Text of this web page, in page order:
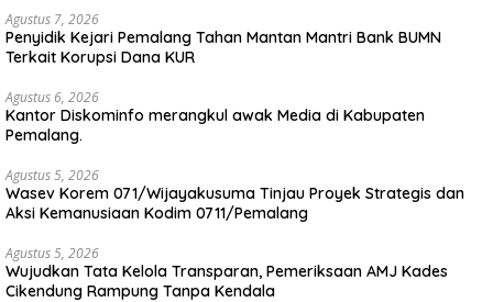
Agustus 7, 2026
Penyidik Kejari Pemalang Tahan Mantan Mantri Bank BUMN
Terkait Korupsi Dana KUR
Agustus 6, 2026
Kantor Diskominfo merangkul awak Media di Kabupaten
Pemalang.
Agustus 5, 2026
Wasev Korem 071/Wijayakusuma Tinjau Proyek Strategis dan
Aksi Kemanusiaan Kodim 0711/Pemalang
Agustus 5, 2026
Wujudkan Tata Kelola Transparan, Pemeriksaan AMJ Kades
Cikendung Rampung Tanpa Kendala